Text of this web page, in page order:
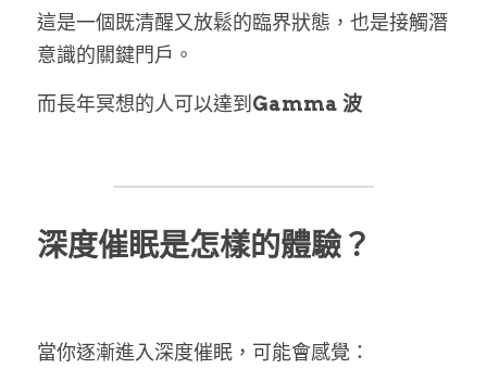
這是一個既清醒又放鬆的臨界狀態，也是接觸潛
意識的關鍵門戶。
而長年冥想的人可以達到 Gamma 波
深度催眠是怎樣的體驗？
當你逐漸進入深度催眠，可能會感覺：